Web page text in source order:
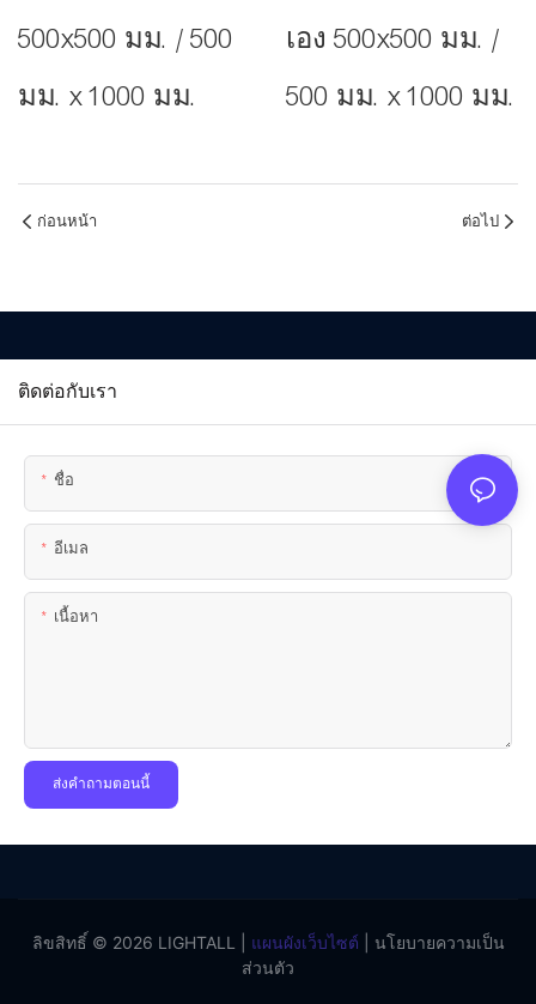
500x500 มม. / 500
มม. x 1000 มม.
เอง 500x500 มม. /
500 มม. x 1000 มม.
ก่อนหน้า ต่อไป
ติดต่อกับเรา
ชื่อ
อีเมล
เนื้อหา
ส่งคำถามตอนนี้
ลิขสิทธิ์ © 2026 LIGHTALL | แผนผังเว็บไซต์
นโยบายความเป็น
ส่วนตัว